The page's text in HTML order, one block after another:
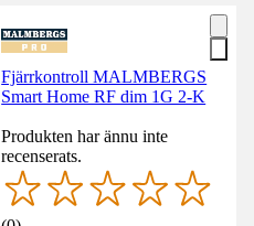
Fjärrkontroll MALMBERGS
Smart Home RF dim 1G 2-K
Produkten har ännu inte
recenserats.